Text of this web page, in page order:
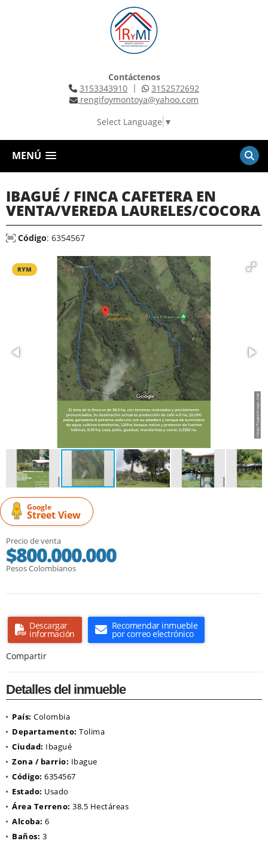
Contáctenos
3153343910 |
3152572692
rengifoymontoya@yahoo.com
Select Language ▼
MENÚ
IBAGUÉ / FINCA CAFETERA EN
VENTA/VEREDA LAURELES/COCORA
Código: 6354567
RYM
Google
Street View
Precio de venta
$800.000.000
Pesos Colombianos
Descargar
información
Recomendar inmueble
por correo electrónico
Compartir
Detalles del inmueble
País: Colombia
Departamento: Tolima
Ciudad: Ibagué
Zona / barrio: Ibague
Código: 6354567
Estado: Usado
Área Terreno: 38.5 Hectáreas
Alcoba: 6
Baños: 3